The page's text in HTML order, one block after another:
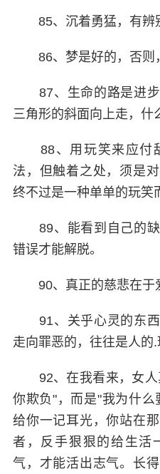
85、沉着勇猛，有辨
86、梦是好的，否则
87、生命的路是进步
三角形的斜面向上走，什
88、用玩笑来应付
法，但触着之处，须是
终不过是一种单单的玩笑
89、能看到自己的缺
错误才能解脱。
90、真正的慈悲在于
91、关乎心灵的东西
走向罪恶的，往往是人的.
92、在我看来，女人
你欺负"，而是"我为什
给你一记耳光，你站在
者，反手狠狠的给生活
气，才能活出志气。长